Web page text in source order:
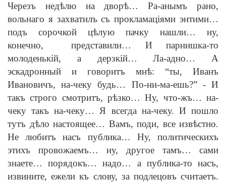
Черезъ недѣлю на дворѣ… Ра-анымъ рано,
вольнаго я захватилъ съ прокламацiями энтими…
подъ сорочкой цѣлую пачку нашли… ну,
конечно, представили… И парнишка-то
молоденькiй, а дерзкiй… Ла-адно… А
эскадронный и говоритъ мнѣ: “ты, Иванъ
Ивановичъ, на-чеку будь… По-ни-ма-ешь?” -И
такъ строго смотритъ, рѣзко… Ну, что-жъ… на-
чеку такъ на-чеку… Я всегда на-чеку. И пошло
тутъ дѣло настоящее… Вамъ, поди, все извѣстно.
Не любитъ насъ публика… Ну, политическихъ
этихъ провожаемъ… ну, другое тамъ… сами
знаете… порядокъ… надо… а публика-то насъ,
извините, ежели къ слову, за подлецовъ считаетъ.